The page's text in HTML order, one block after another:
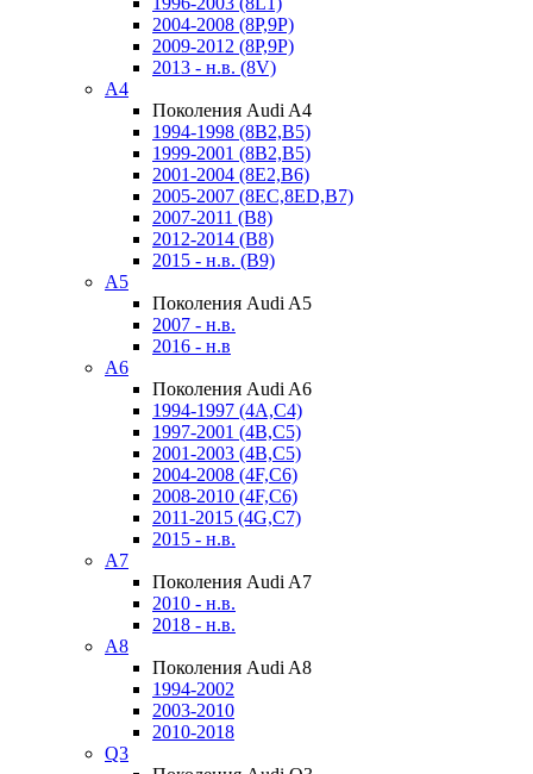
2004-2008 (8P,9P)
2009-2012 (8P,9P)
2013 - н.в. (8V)
A4
Поколения Audi A4
1994-1998 (8B2,B5)
1999-2001 (8B2,B5)
2001-2004 (8E2,B6)
2005-2007 (8EC,8ED,B7)
2007-2011 (B8)
2012-2014 (B8)
2015 - н.в. (B9)
A5
Поколения Audi A5
2007 - н.в.
2016 - н.в
A6
Поколения Audi A6
1994-1997 (4A,C4)
1997-2001 (4B,C5)
2001-2003 (4B,C5)
2004-2008 (4F,C6)
2008-2010 (4F,C6)
2011-2015 (4G,C7)
2015 - н.в.
A7
Поколения Audi A7
2010 - н.в.
2018 - н.в.
A8
Поколения Audi A8
1994-2002
2003-2010
2010-2018
Q3